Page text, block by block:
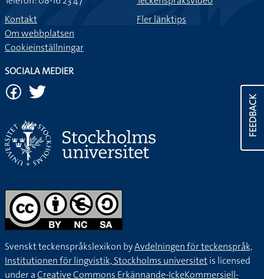
FEEDBACK
Kontakt
Om webbplatsen
Cookieinställningar
Fler länktips
SOCIALA MEDIER
Svenskt teckenspråkslexikon byAvdelningen för teckenspråk,
Institutionen för lingvistik, Stockholms universitetis licensed
under aCreative Commons Erkännande-IckeKommersiell-